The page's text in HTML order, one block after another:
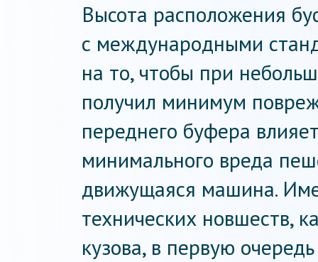
Высота расположения
с международными
на то, чтобы при
получил минимум
переднего буфера
минимального вреда
движущаяся машина.
технических новшеств,
кузова, в первую